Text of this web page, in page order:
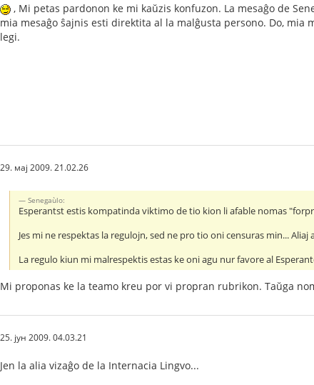
, Mi petas pardonon ke mi kaŭzis konfuzon. La mesaĝo de
mia mesaĝo ŝajnis esti direktita al la malĝusta persono. Do, mia
legi.
29. мај 2009. 21.02.26
Senegaùlo:
Esperantst estis kompatinda viktimo de tio kion li afable nomas
Jes mi ne respektas la regulojn, sed ne pro tio oni censuras min...
La regulo kiun mi malrespektis estas ke oni agu nur favore al
Mi proponas ke la teamo kreu por vi propran rubrikon. Taŭga
25. јун 2009. 04.03.21
Jen la alia vizaĝo de la Internacia Lingvo...